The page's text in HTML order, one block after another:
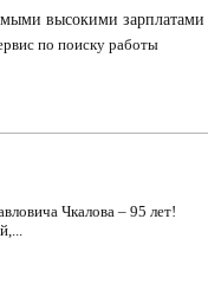
высокими зарплатами
по поиску работы
Чкалова – 95 лет!